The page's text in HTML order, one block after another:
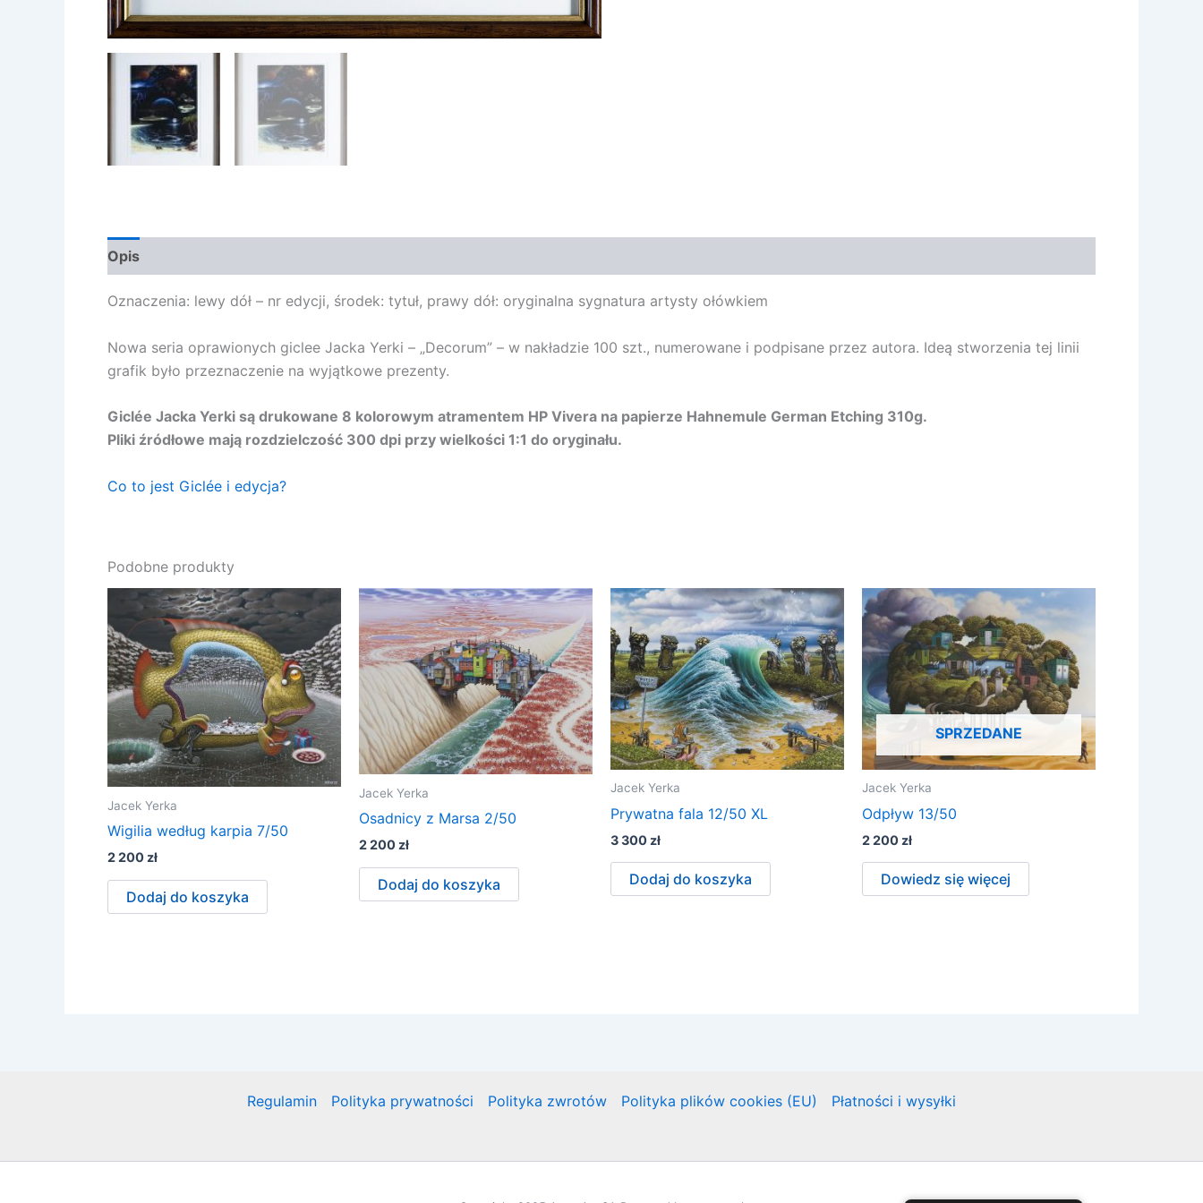
Opis
Oznaczenia: lewy dół – nr edycji, środek: tytuł, prawy dół: oryginalna sygnatura artysty ołówkiem
Nowa seria oprawionych giclee Jacka Yerki – „Decorum” – w nakładzie 100 szt., numerowane i podpisane przez autora. Ideą stworzenia tej linii
grafik było przeznaczenie na wyjątkowe prezenty.
Giclée Jacka Yerki są drukowane 8 kolorowym atramentem HP Vivera na papierze Hahnemule German Etching 310g.
Pliki źródłowe mają rozdzielczość 300 dpi przy wielkości 1:1 do oryginału.
Co to jest Giclée i edycja?
Podobne produkty
Jacek Yerka
Wigilia według karpia 7/50
2 200 zł
Dodaj do koszyka
Jacek Yerka
Osadnicy z Marsa 2/50
2 200zł
Dodaj do koszyka
Jacek Yerka
Prywatna fala 12/50 XL
3 300 zł
Dodaj do koszyka
SPRZEDANE
Jacek Yerka
Odpływ 13/50
2 200 zł
Dowiedz się więcej
Regulamin Polityka prywatności Polityka zwrotów Polityka plików cookies (EU) Płatności i wysyłki